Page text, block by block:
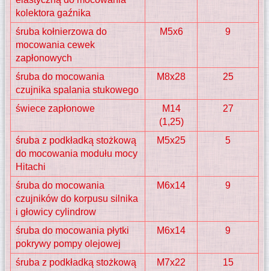
kolektora gaźnika
śruba kołnierzowa do
mocowania cewek
zapłonowych
M5x6 9
śruba do mocowania
czujnika spalania stukowego
M8x28 25
świece zapłonowe
M14
(1,25)
27
śruba z podkładką stożkową
do mocowania modułu mocy
Hitachi
M5x25 5
śruba do mocowania
czujników do korpusu silnika
i głowicy cylindrow
M6x14 9
śruba do mocowania płytki
pokrywy pompy olejowej
M6x14 9
śruba z podkładką stożkową
M7x22 15